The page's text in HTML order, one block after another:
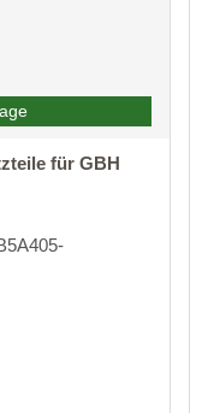
für GBH